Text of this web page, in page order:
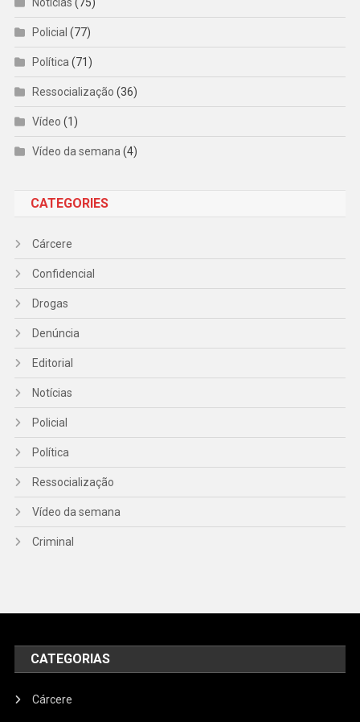
Notícias (75)
Policial (77)
Política(71)
Ressocialização (36)
Vídeo (1)
Vídeo da semana(4)
CATEGORIES
Cárcere
Confidencial
Drogas
Denúncia
Editorial
Notícias
Policial
Política
Ressocialização
Vídeo da semana
Criminal
CATEGORIAS
Cárcere